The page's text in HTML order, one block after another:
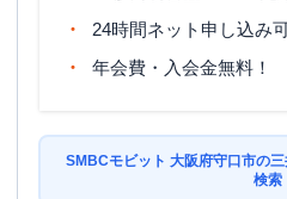
24時間ネット申し込み
年会費・入会金無料！
SMBCモビット 大阪府守口市の
検索